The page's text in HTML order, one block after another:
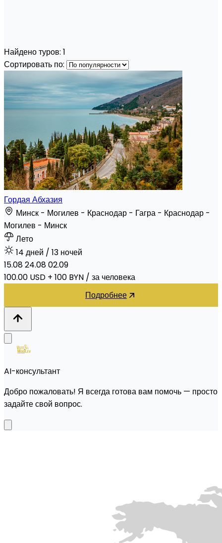
Найдено туров: 1
Сортировать по:
Гордая Абхазия
Минск - Могилев - Краснодар - Гагра - Краснодар -
Могилев - Минск
Лето
14 дней / 13 ночей
15.0824.0802.09
100.00 USD + 100 BYN / за человека
Подробнее
AI-консультант
Добро пожаловать! Я всегда готова вам помочь — просто
задайте свой вопрос.